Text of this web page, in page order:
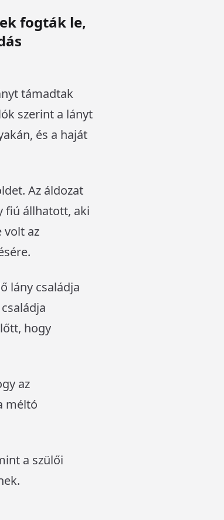
fogták le,
támadtak
szerint a lányt
és a haját
Az áldozat
fiú állhatott, aki
volt az
lány családja
hogy
az
méltó
a szülői